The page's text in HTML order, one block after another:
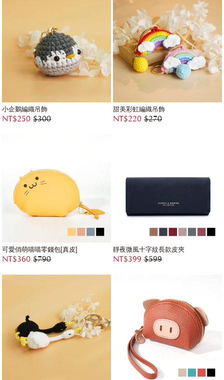
小企鵝編織吊飾
NT$250 $300
甜美彩虹編織吊飾
NT$220 $270
可愛俏萌喵喵零錢包[真皮]
NT$360 $790
靜夜微風十字紋長款皮夾
NT$399 $599